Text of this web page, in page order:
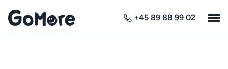
+45 89 88 99 02